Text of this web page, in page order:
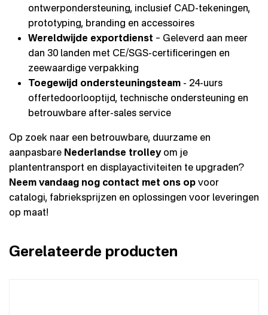
ontwerpondersteuning, inclusief CAD-tekeningen,
prototyping, branding en accessoires
Wereldwijde exportdienst – Geleverd aan meer
dan 30 landen met CE/SGS-certificeringen en
zeewaardige verpakking
Toegewijd ondersteuningsteam - 24-uurs
offertedoorlooptijd, technische ondersteuning en
betrouwbare after-sales service
Op zoek naar een betrouwbare, duurzame en
aanpasbare Nederlandse trolleyom je
plantentransport en displayactiviteiten te upgraden?
Neem vandaag nog contact met ons op voor
catalogi, fabrieksprijzen en oplossingen voor leveringen
op maat!
Gerelateerde producten